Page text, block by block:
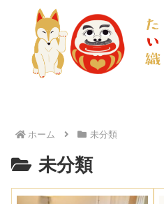
ホーム 未分類
未分類